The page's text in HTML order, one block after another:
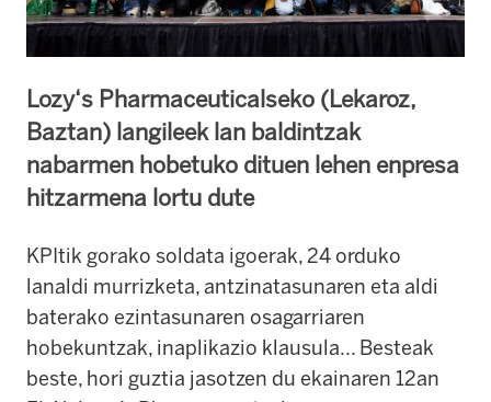
Lozy‘s Pharmaceuticalseko (Lekaroz,
Baztan) langileek lan baldintzak
nabarmen hobetuko dituen lehen enpresa
hitzarmena lortu dute
KPItik gorako soldata igoerak, 24 orduko
lanaldi murrizketa, antzinatasunaren eta aldi
baterako ezintasunaren osagarriaren
hobekuntzak, inaplikazio klausula... Besteak
beste, hori guztia jasotzen du ekainaren 12an